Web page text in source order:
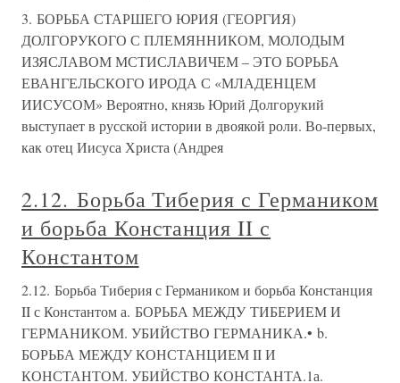
3. БОРЬБА СТАРШЕГО ЮРИЯ (ГЕОРГИЯ)
ДОЛГОРУКОГО С ПЛЕМЯННИКОМ, МОЛОДЫМ
ИЗЯСЛАВОМ МСТИСЛАВИЧЕМ – ЭТО БОРЬБА
ЕВАНГЕЛЬСКОГО ИРОДА С «МЛАДЕНЦЕМ
ИИСУСОМ» Вероятно, князь Юрий Долгорукий
выступает в русской истории в двоякой роли. Во-первых,
как отец Иисуса Христа (Андрея
2.12. Борьба Тиберия с Германиком
и борьба Констанция II с
Константом
2.12. Борьба Тиберия с Германиком и борьба Констанция
II с Константом а. БОРЬБА МЕЖДУ ТИБЕРИЕМ И
ГЕРМАНИКОМ. УБИЙСТВО ГЕРМАНИКА.• b.
БОРЬБА МЕЖДУ КОНСТАНЦИЕМ II И
КОНСТАНТОМ. УБИЙСТВО КОНСТАНТА.1а.